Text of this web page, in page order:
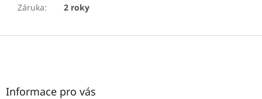
Záruka: 2 roky
Z
Informace pro vás